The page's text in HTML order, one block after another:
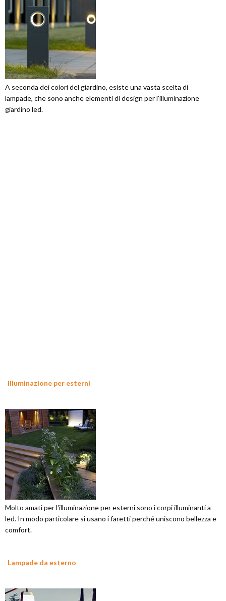
A seconda dei colori del giardino, esiste una vasta scelta di
lampade, che sono anche elementi di design per l'illuminazione
giardino led.
Illuminazione per esterni
Molto amati per l'illuminazione per esterni sono i corpi illuminanti a
led. In modo particolare si usano i faretti perché uniscono bellezza e
comfort.
Lampade da esterno